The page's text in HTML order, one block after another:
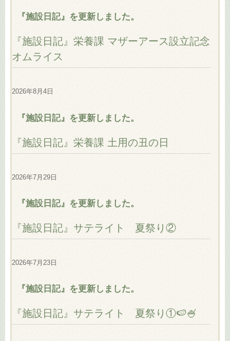
『施設日記』を更新しました。
『施設日記』栄養課 マザーアース設立記念
オムライス
2026年8月4日
『施設日記』を更新しました。
『施設日記』栄養課 土用の丑の日
2026年7月29日
『施設日記』を更新しました。
『施設日記』サテライト 夏祭り②
2026年7月23日
『施設日記』を更新しました。
『施設日記』サテライト 夏祭り①🍉🍧